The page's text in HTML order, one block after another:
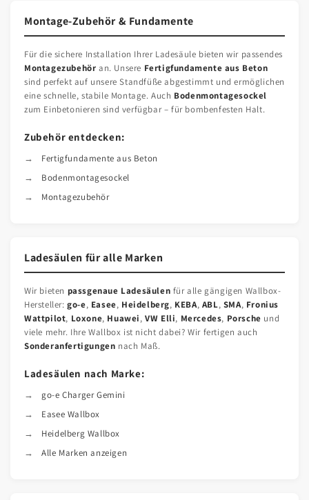
Montage-Zubehör & Fundamente
Für die sichere Installation Ihrer Ladesäule bieten wir passendes
Montagezubehör an. Unsere Fertigfundamente aus Beton
sind perfekt auf unsere Standfüße abgestimmt und ermöglichen
eine schnelle, stabile Montage. Auch Bodenmontagesockel
zum Einbetonieren sind verfügbar – für bombenfesten Halt.
Zubehör entdecken:
Fertigfundamente aus Beton
Bodenmontagesockel
Montagezubehör
Ladesäulen für alle Marken
Wir bieten passgenaue Ladesäulen für alle gängigen Wallbox-
Hersteller:go-e, Easee, Heidelberg, KEBA, ABL, SMA, Fronius
Wattpilot, Loxone, Huawei,VW Elli, Mercedes, Porsche und
viele mehr. Ihre Wallbox ist nicht dabei? Wir fertigen auch
Sonderanfertigungen nach Maß.
Ladesäulen nach Marke:
go-e Charger Gemini
Easee Wallbox
Heidelberg Wallbox
Alle Marken anzeigen